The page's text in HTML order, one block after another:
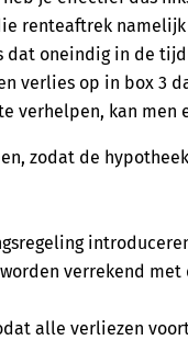
renteaftrek
oneindig in de
verlies op in box 3
verhelpen, kan men
zodat de
verrekend met
alle verliezen